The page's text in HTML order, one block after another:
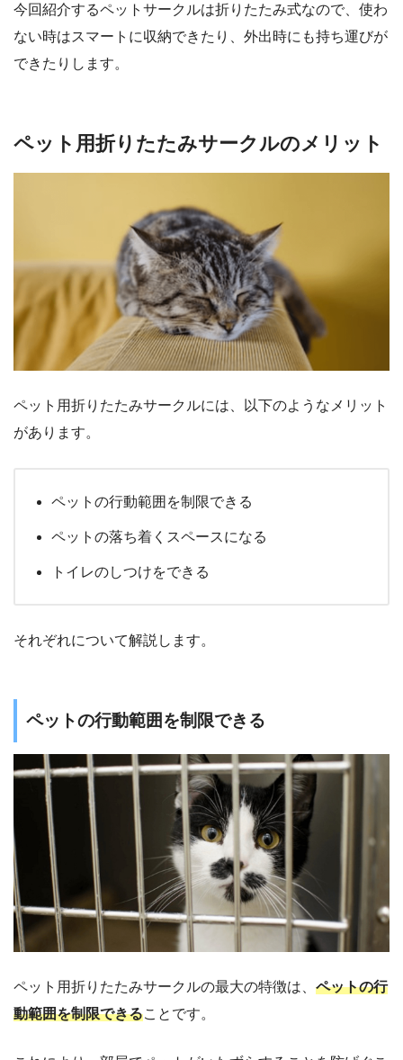
今回紹介するペットサークルは折りたたみ式なので、使わ
ない時はスマートに収納できたり、外出時にも持ち運びが
できたりします。
ペット用折りたたみサークルのメリット
ペット用折りたたみサークルには、以下のようなメリット
があります。
ペットの行動範囲を制限できる
ペットの落ち着くスペースになる
トイレのしつけをできる
それぞれについて解説します。
ペットの行動範囲を制限できる
ペット用折りたたみサークルの最大の特徴は、 ペットの行
動範囲を制限できることです。